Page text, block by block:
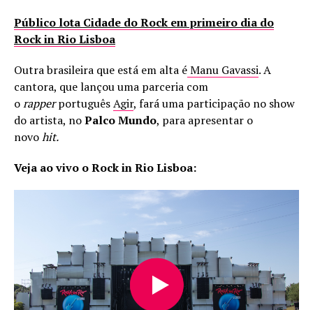
Público lota Cidade do Rock em primeiro dia do
Rock in Rio Lisboa
Outra brasileira que está em alta éManu Gavassi. A
cantora, que lançou uma parceria com
orapperportuguêsAgir, fará uma participação no show
do artista, noPalco Mundo, para apresentar o
novohit.
Veja ao vivo o Rock in Rio Lisboa: